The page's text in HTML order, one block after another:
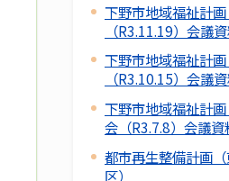
下野市地域福祉計
（R3.11.19）会議
下野市地域福祉計
（R3.10.15）会議
下野市地域福祉計
会（R3.7.8）会議
都市再生整備計画
区）